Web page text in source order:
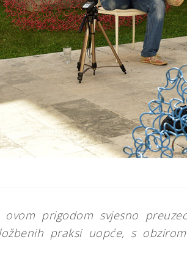
ovom prigodom svjesno
praksi uopće, s